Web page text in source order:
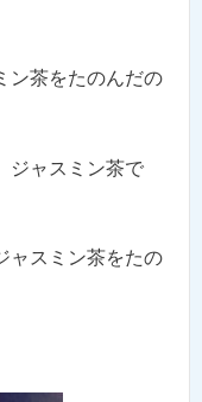
ン茶をたのんだの
ジャスミン茶で
ャスミン茶をたの